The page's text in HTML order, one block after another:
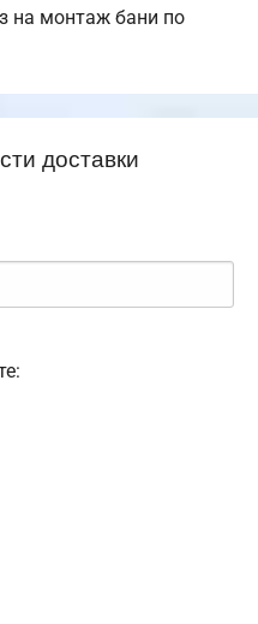
на монтаж бани по
доставки